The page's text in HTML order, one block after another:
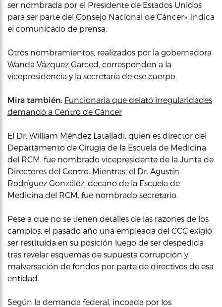
ser nombrada por el Presidente de Estados Unidos
para ser parte del Consejo Nacional de Cáncer», indica
el comunicado de prensa.
Otros nombramientos, realizados por la gobernadora
Wanda Vázquez Garced, corresponden a la
vicepresidencia y la secretaría de ese cuerpo.
Mira también: Funcionaria que delató irregularidades
demandó a Centro de Cáncer
El Dr. William Méndez Latalladi, quien es director del
Departamento de Cirugía de la Escuela de Medicina
del RCM, fue nombrado vicepresidente de la Junta de
Directores del Centro. Mientras, el Dr. Agustín
Rodríguez González, decano de la Escuela de
Medicina del RCM, fue nombrado secretario.
Pese a que no se tienen detalles de las razones de los
cambios, el pasado año una empleada del CCC exigió
ser restituida en su posición luego de ser despedida
tras revelar esquemas de supuesta corrupción y
malversación de fondos por parte de directivos de esa
entidad.
Según la demanda federal, incoada por los